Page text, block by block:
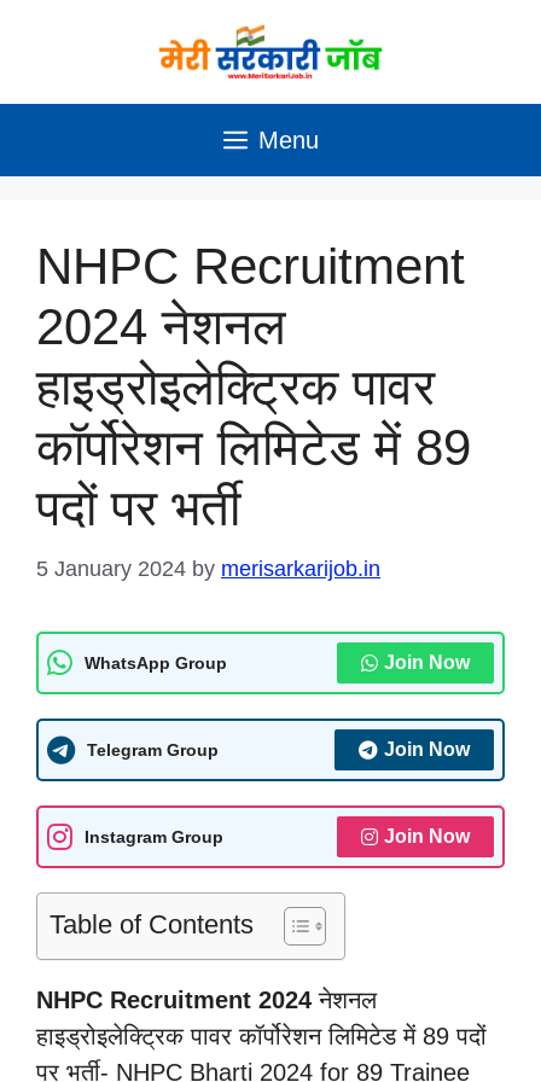
Menu
NHPC Recruitment
2024 नेशनल
हाइड्रोइलेक्ट्रिक पावर
कॉर्पोरेशन लिमिटेड में 89
पदों पर भर्ती
5 January 2024 by merisarkarijob.in
WhatsApp Group Join Now
Telegram Group Join Now
Instagram Group Join Now
Table of Contents
NHPC Recruitment 2024 नेशनल
हाइड्रोइलेक्ट्रिक पावर कॉर्पोरेशन लिमिटेड में 89 पदों
पर भर्ती- NHPC Bharti 2024 for 89 Trainee